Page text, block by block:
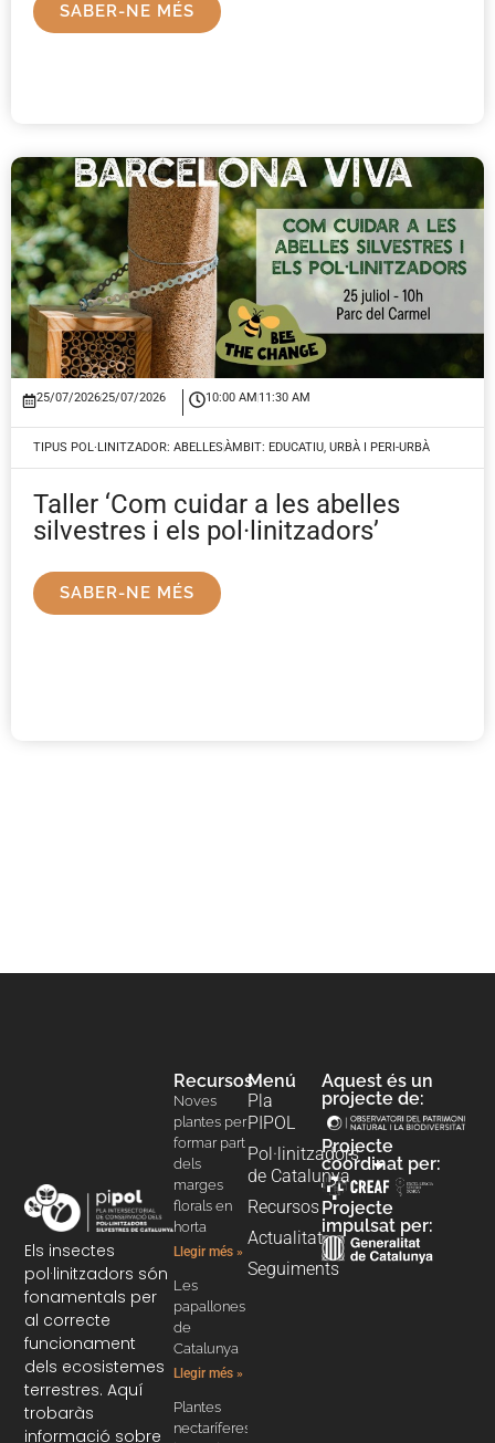
SABER-NE MÉS
25/07/202625/07/2026 10:00 AM 11:30 AM
TIPUS POL·LINITZADOR: ABELLESÀMBIT: EDUCATIU, URBÀ I PERI-URBÀ
Taller ‘Com cuidar a les abelles
silvestres i els pol·linitzadors’
SABER-NE MÉS
Els insectes
pol·linitzadors són
fonamentals per
al correcte
funcionament
dels ecosistemes
terrestres. Aquí
trobaràs
informació sobre
Menú
Pla
PIPOL
Pol·linitzadors
de Catalunya
Recursos
Actualitat
Seguiments
Recursos
Noves
plantes per
formar part
dels
marges
florals en
horta
Llegir més »
Les
papallones
de
Catalunya
Llegir més »
Plantes
nectaríferes
Aquest és un
projecte de:
Projecte
coordinat per:
Projecte
impulsat per: